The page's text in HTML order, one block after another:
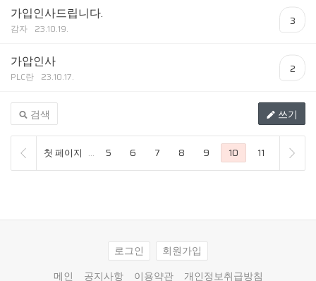
가입인사드립니다.
감자 23.10.19.
3
가압인사
PLC란 23.10.17.
2
검색 쓰기
첫 페이지 ... 5 6 7 8 9 10 11 12
로그인
회원가입
메인
공지사항 이용약관 개인정보취급방침